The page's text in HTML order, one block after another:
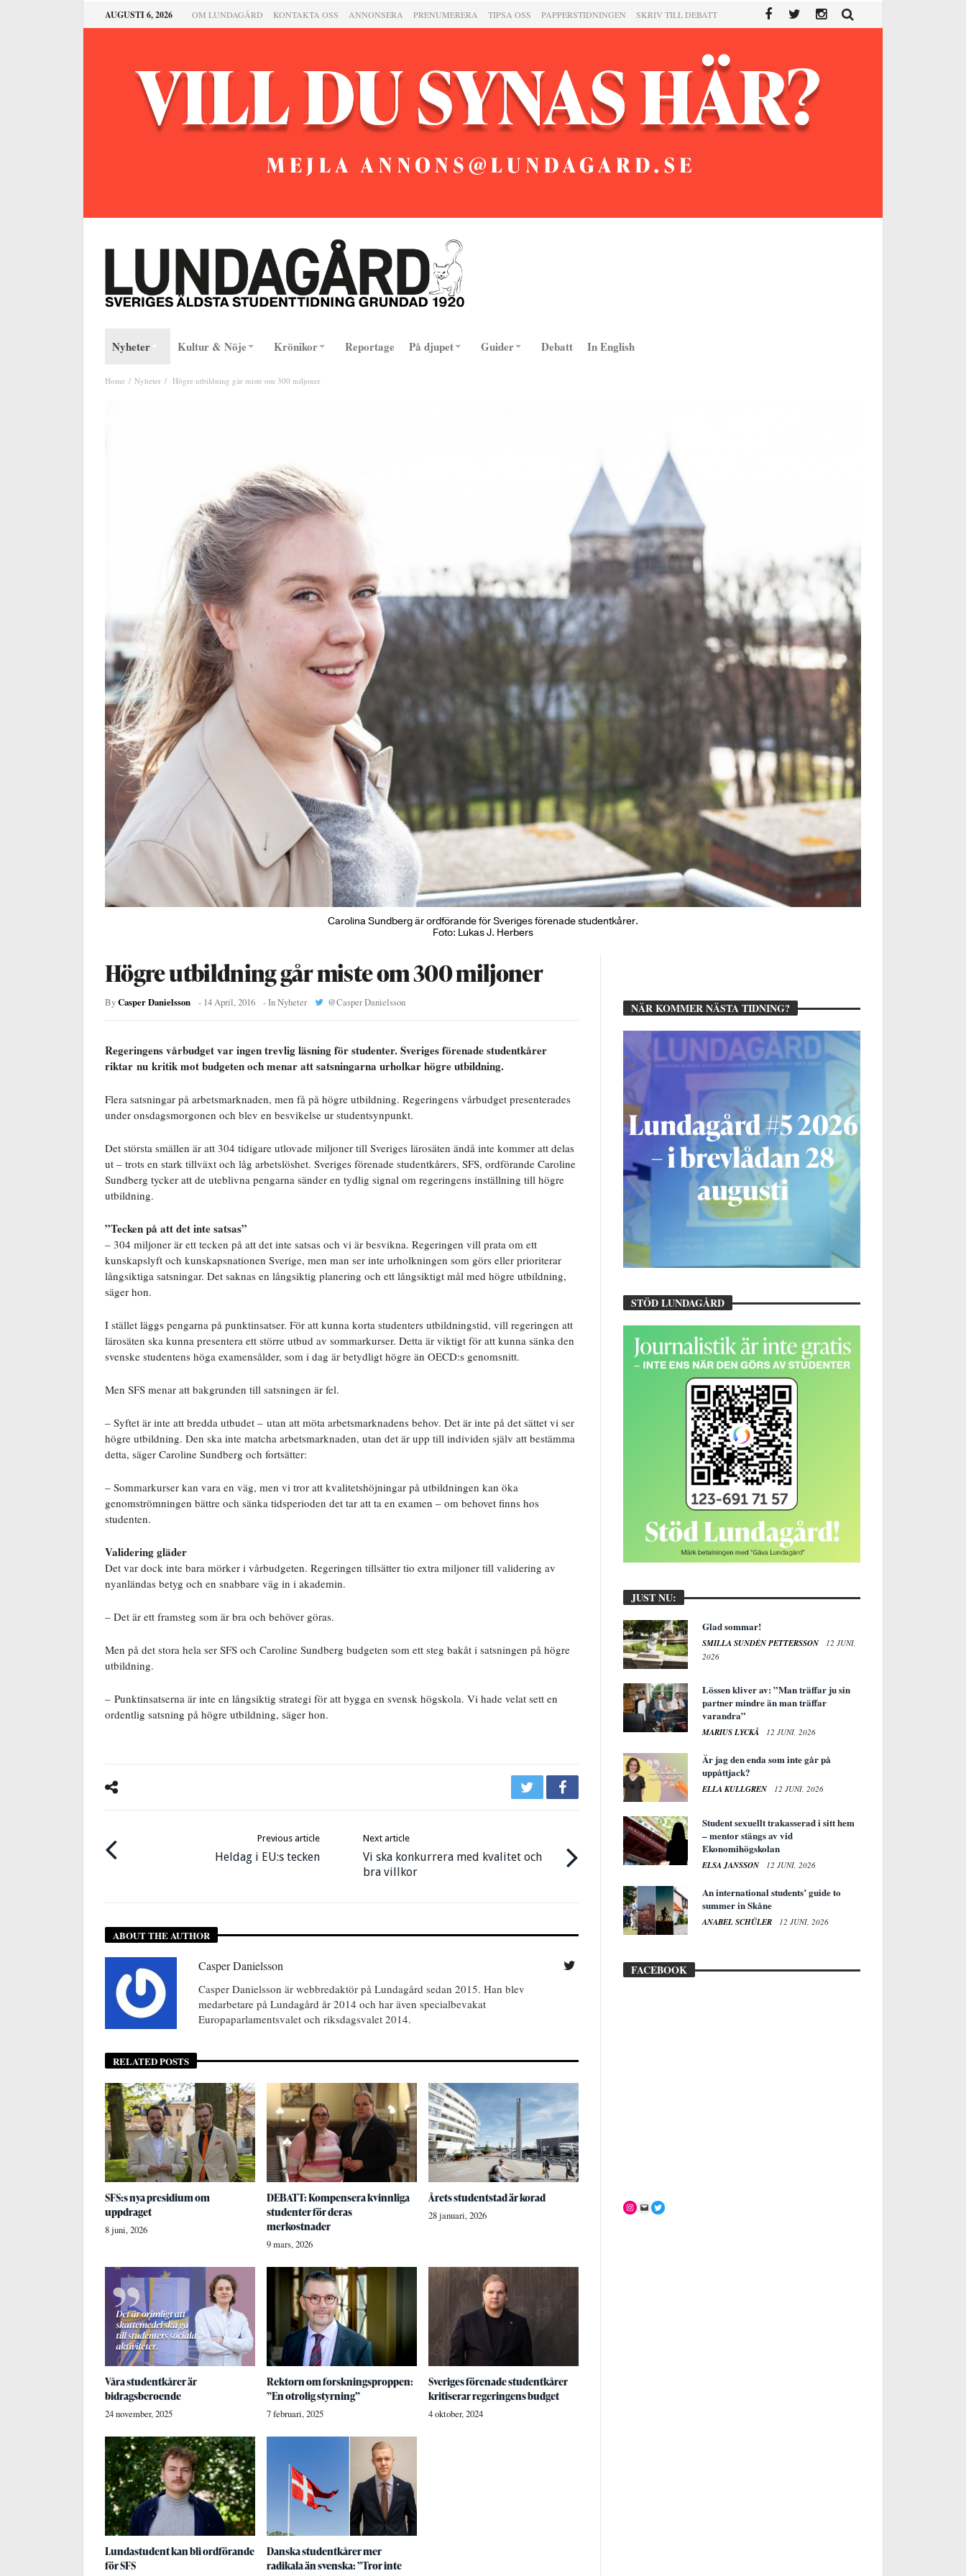
AUGUSTI 6, 2026 OM LUNDAGÅRD KONTAKTA OSS ANNONSERA PRENUMERERA TIPSA OSS PAPPERSTIDNINGEN SKRIV TILL DEBATT
Nyheter Kultur & Nöje Krönikor Reportage På djupet Guider Debatt In English
Home Nyheter Högre utbildning går miste om 300 miljoner
Carolina Sundberg är ordförande för Sveriges förenade studentkårer.
Foto: Lukas J. Herbers
Högre utbildning går miste om 300 miljoner
ByCasper Danielsson - 14 April, 2016 - InNyheter @Casper Danielsson
Regeringens vårbudget var ingen trevlig läsning för studenter. Sveriges förenade studentkårer
riktar nu kritik mot budgeten och menar att satsningarna urholkar högre utbildning.
Flera satsningar på arbetsmarknaden, men få på högre utbildning. Regeringens vårbudget presenterades
under onsdagsmorgonen och blev en besvikelse ur studentsynpunkt.
Det största smällen är att 304 tidigare utlovade miljoner till Sveriges lärosäten ändå inte kommer att delas
ut – trots en stark tillväxt och låg arbetslöshet. Sveriges förenade studentkårers, SFS, ordförande Caroline
Sundberg tycker att de uteblivna pengarna sänder en tydlig signal om regeringens inställning till högre
utbildning.
”Tecken på att det inte satsas”
– 304 miljoner är ett tecken på att det inte satsas och vi är besvikna. Regeringen vill prata om ett
kunskapslyft och kunskapsnationen Sverige, men man ser inte urholkningen som görs eller prioriterar
långsiktiga satsningar. Det saknas en långsiktig planering och ett långsiktigt mål med högre utbildning,
säger hon.
I stället läggs pengarna på punktinsatser. För att kunna korta studenters utbildningstid, vill regeringen att
lärosäten ska kunna presentera ett större utbud av sommarkurser. Detta är viktigt för att kunna sänka den
svenske studentens höga examensålder, som i dag är betydligt högre än OECD:s genomsnitt.
Men SFS menar att bakgrunden till satsningen är fel.
– Syftet är inte att bredda utbudet – utan att möta arbetsmarknadens behov. Det är inte på det sättet vi ser
högre utbildning. Den ska inte matcha arbetsmarknaden, utan det är upp till individen själv att bestämma
detta, säger Caroline Sundberg och fortsätter:
– Sommarkurser kan vara en väg, men vi tror att kvalitetshöjningar på utbildningen kan öka
genomströmningen bättre och sänka tidsperioden det tar att ta en examen – om behovet finns hos
studenten.
Validering gläder
Det var dock inte bara mörker i vårbudgeten. Regeringen tillsätter tio extra miljoner till validering av
nyanländas betyg och en snabbare väg in i akademin.
– Det är ett framsteg som är bra och behöver göras.
Men på det stora hela ser SFS och Caroline Sundberg budgeten som ett steg bakåt i satsningen på högre
utbildning.
– Punktinsatserna är inte en långsiktig strategi för att bygga en svensk högskola. Vi hade velat sett en
ordentlig satsning på högre utbildning, säger hon.
Previous article
Heldag i EU:s tecken
Next article
Vi ska konkurrera med kvalitet och
bra villkor
ABOUT THE AUTHOR
Casper Danielsson
Casper Danielsson är webbredaktör på Lundagård sedan 2015. Han blev
medarbetare på Lundagård år 2014 och har även specialbevakat
Europaparlamentsvalet och riksdagsvalet 2014.
RELATED POSTS
SFS:s nya presidium om
uppdraget
8 juni, 2026
DEBATT: Kompensera kvinnliga
studenter för deras
merkostnader
9 mars, 2026
Årets studentstad är korad
28 januari, 2026
Våra studentkårer är
bidragsberoende
24 november, 2025
Rektorn om forskningsproppen:
”En otrolig styrning”
7 februari, 2025
Sveriges förenade studentkårer
kritiserar regeringens budget
4 oktober, 2024
Lundastudent kan bli ordförande
för SFS
Danska studentkårer mer
radikala än svenska: ”Tror inte
NÄR KOMMER NÄSTA TIDNING?
STÖD LUNDAGÅRD
JUST NU:
Glad sommar!
SMILLA SUNDÉN PETTERSSON
12 JUNI,
2026
Lössen kliver av: ”Man träffar ju sin
partner mindre än man träffar
varandra”
MARIUS LYCKÅ 12 JUNI, 2026
Är jag den enda som inte går på
uppåttjack?
ELLA KULLGREN 12 JUNI, 2026
Student sexuellt trakasserad i sitt hem
– mentor stängs av vid
Ekonomihögskolan
ELSA JANSSON 12 JUNI, 2026
An international students’ guide to
summer in Skåne
ANABEL SCHÜLER 12 JUNI, 2026
FACEBOOK